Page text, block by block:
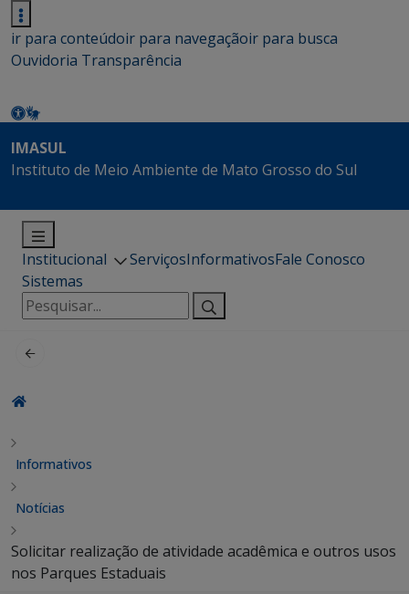
ir para conteúdoir para navegaçãoir para busca
Ouvidoria Transparência
IMASUL
Instituto de Meio Ambiente de Mato Grosso do Sul
Institucional ServiçosInformativosFale Conosco
Sistemas
Pesquisar
por:
Informativos
Notícias
Solicitar realização de atividade acadêmica e outros usos
nos Parques Estaduais